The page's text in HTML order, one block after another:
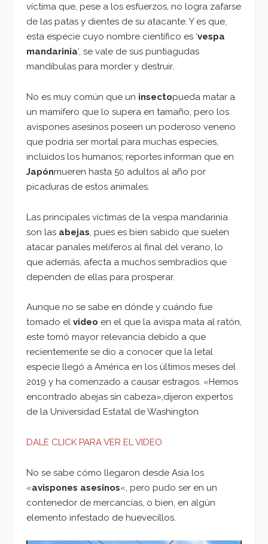
víctima que, pese a los esfuerzos, no logra zafarse
de las patas y dientes de su atacante. Y es que,
esta especie cuyo nombre científico es ‘vespa
mandarinia‘, se vale de sus puntiagudas
mandíbulas para morder y destruir.
No es muy común que un insectopueda matar a
un mamífero que lo supera en tamaño, pero los
avispones asesinos poseen un poderoso veneno
que podría ser mortal para muchas especies,
incluidos los humanos; reportes informan que en
Japónmueren hasta 50 adultos al año por
picaduras de estos animales.
Las principales víctimas de la vespa mandarinia
son las abejas , pues es bien sabido que suelen
atacar panales melíferos al final del verano, lo
que además, afecta a muchos sembradíos que
dependen de ellas para prosperar.
Aunque no se sabe en dónde y cuándo fue
tomado el video en el que la avispa mata al ratón,
este tomó mayor relevancia debido a que
recientemente se dio a conocer que la letal
especie llegó a América en los últimos meses del
2019 y ha comenzado a causar estragos. «Hemos
encontrado abejas sin cabeza»,dijeron expertos
de la Universidad Estatal de Washington
DALE CLICK PARA VER EL VIDEO
No se sabe cómo llegaron desde Asia los
«avispones asesinos«, pero pudo ser en un
contenedor de mercancías, o bien, en algún
elemento infestado de huevecillos.